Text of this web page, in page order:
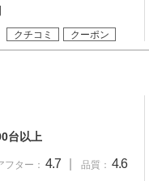
クチコミ クーポン
台以上
フター： 4.7 品質： 4.6